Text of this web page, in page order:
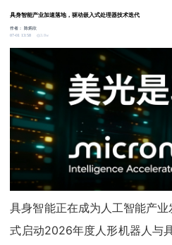
具身智能产业加速落地，驱动嵌入式处理器技术迭代
作者：
陈炳欣
07-01 13:58
3.8w
具身智能正在成为人工智能产
式启动2026年度人形机器人与